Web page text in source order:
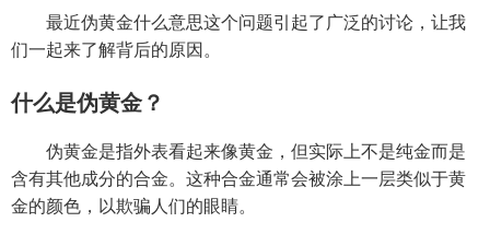
最近伪黄金什么意思这个问题引起了广泛的讨论，让我
们一起来了解背后的原因。
什么是伪黄金？
伪黄金是指外表看起来像黄金，但实际上不是纯金而是
含有其他成分的合金。这种合金通常会被涂上一层类似于黄
金的颜色，以欺骗人们的眼睛。